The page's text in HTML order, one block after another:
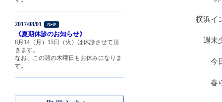
横浜イ
週末
今
春
2017/08/01
《夏期休診のお知らせ》
8月14（月）15日（火）は休診させて頂
きます。
なお、この週の木曜日もお休みになりま
す。